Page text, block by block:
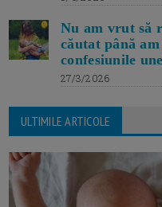
Nu am vrut să
căutat până
confesiunile
27/3/2026
ULTIMILE ARTICOLE